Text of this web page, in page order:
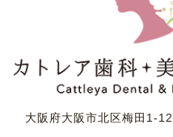
大阪府大阪市北区梅田1-